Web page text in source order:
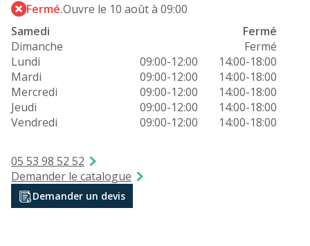
Fermé.Ouvre le 10 août à 09:00
Samedi
Fermé
Dimanche
Fermé
Lundi
09:00-12:00
14:00-18:00
Mardi
09:00-12:00
14:00-18:00
Mercredi
09:00-12:00
14:00-18:00
Jeudi
09:00-12:00
14:00-18:00
Vendredi
09:00-12:00 14:00-18:00
05 53 98 52 52
Demander le catalogue
Demander un devis